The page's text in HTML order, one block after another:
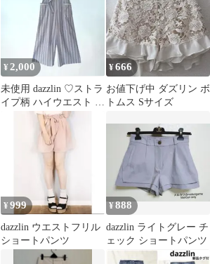
¥2,000
未使用 dazzlin ♡ストラ
イプ柄 ハイウエスト ワ
イドパンツ ブルー
¥666
お値下げ中 ダズリン ボ
トムス Sサイズ
¥ 999
dazzlin ウエストフリル
ショートパンツ
¥888
dazzlin ライトグレー チ
ェック ショートパンツ